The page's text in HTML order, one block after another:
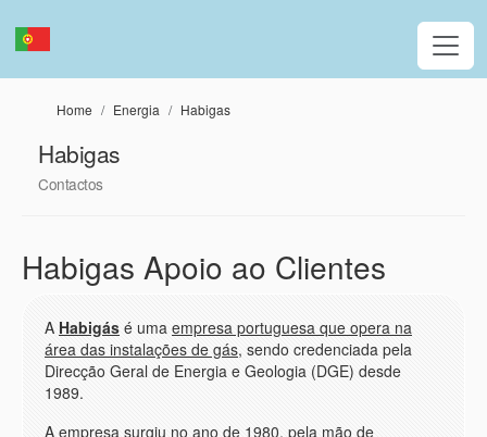
Home Energia Habigas
Habigas
Contactos
Habigas Apoio ao Clientes
A Habigás é uma empresa portuguesa que opera na
área das instalações de gás, sendo credenciada pela
Direcção Geral de Energia e Geologia (DGE) desde
1989.
A empresa surgiu no ano de 1980, pela mão de